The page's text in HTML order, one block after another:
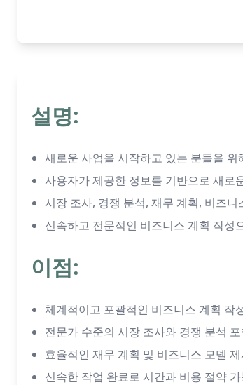
설명:
새로운 사업을 시작하고 있는 분들을
사용자가 제공한 정보를 기반으로 새로
시장 조사, 경쟁 분석, 재무 계획, 비즈
신속하고 전문적인 비즈니스 계획 작성
이점:
체계적이고 포괄적인 비즈니스 계획 작
전문가 수준의 시장 조사와 경쟁 분석
효율적인 재무 계획 및 비즈니스 모델 제
신속한 작업 완료로 시간과 비용 절약